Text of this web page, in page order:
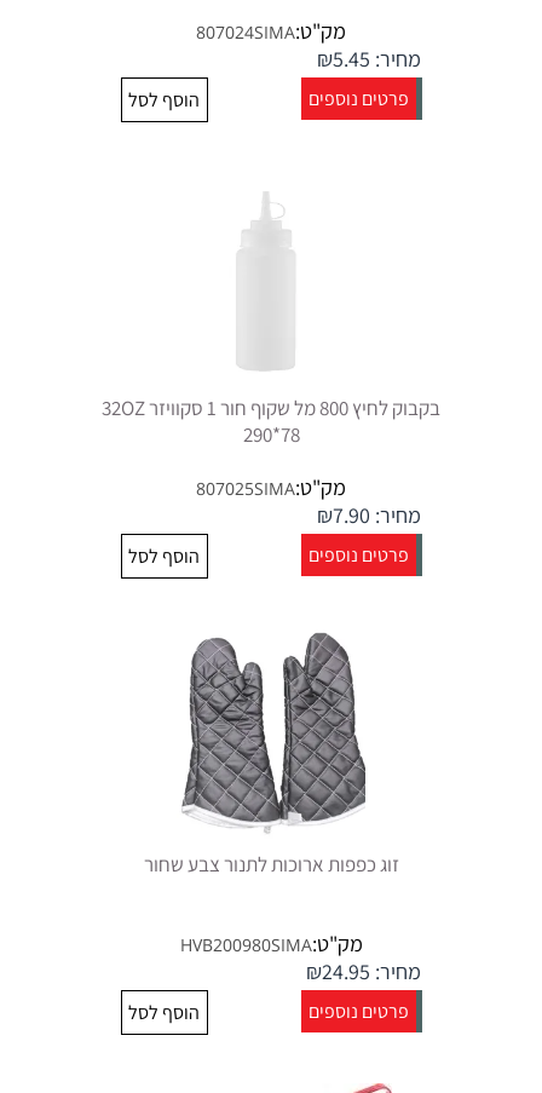
מק"ט:807024SIMA
מחיר: ₪5.45
פרטים נוספים הוסף לסל
בקבוק לחיץ 800 מל שקוף חור 1 סקוויזר 32OZ
290*78
מק"ט:807025SIMA
מחיר: ₪7.90
פרטים נוספים הוסף לסל
זוג כפפות ארוכות לתנור צבע שחור
מק"ט:HVB200980SIMA
מחיר: ₪24.95
פרטים נוספים הוסף לסל